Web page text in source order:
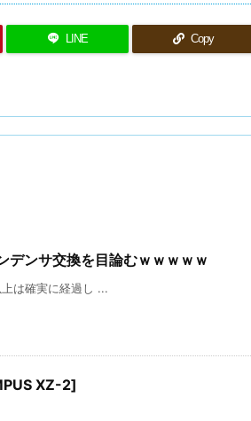
LINE Copy
ンサ交換を目論むｗｗｗｗｗ
は確実に経過し ...
XZ-2]